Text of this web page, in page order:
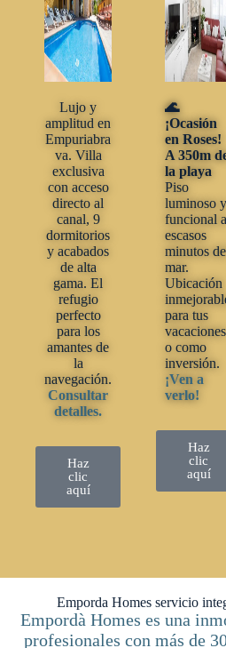
Lujo y
amplitud en
Empuriabra
va. Villa
exclusiva
con acceso
directo al
canal, 9
dormitorios
y acabados
de alta
gama. El
refugio
perfecto
para los
amantes de
la
navegación.
Consultar
detalles.
Haz
clic
aquí
🌊
¡Ocasión
en Roses!
A 350m
la playa
Piso
luminoso y
funcional a
escasos
minutos
mar.
Ubicación
para tus
vacaciones
o como
inversión.
¡Ven a
verlo!
Haz
clic
aquí
Emporda Homes servicio
Empordà Homes es una
profesionales con más de